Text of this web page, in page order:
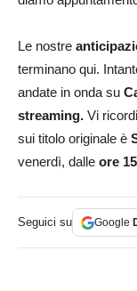
Le nostre
terminano qui.
andate in onda su
streaming. Vi
sui titolo originale è
venerdì, dalle ore
Seguici su Google